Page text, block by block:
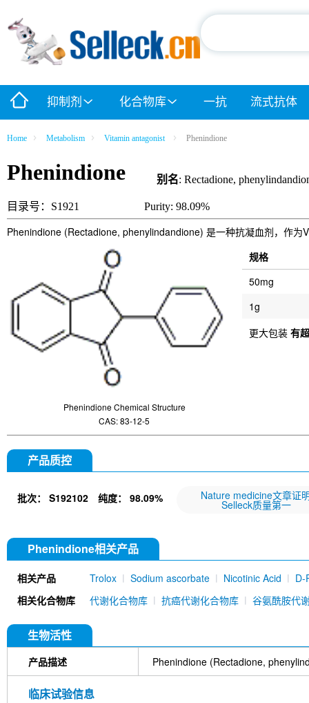
抑制剂 化合物库 一抗 流式抗体
Home Metabolism Vitamin antagonist Phenindione
Phenindione 别名: Rectadione,
目录号：S1921 Purity: 98.09%
Phenindione (Rectadione, phenylindandione) 是一种抗凝血剂，作为
Phenindione Chemical Structure
CAS: 83-12-5
规格
50mg
1g
更大包装 有
产品质控
批次： S192102 纯度： 98.09% Nature medicine文章证
Selleck质量第一
Phenindione相关产品
相关产品 Trolox Sodium ascorbate Nicotinic Acid
D-
相关化合物库 代谢化合物库 抗癌代谢化合物库 谷氨酰胺代
生物活性
产品描述 Phenindione (Rectadione,
临床试验信息